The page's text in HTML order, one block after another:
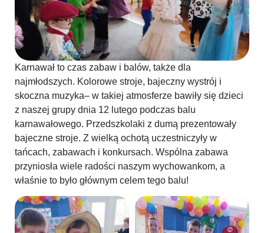
Karnawał to czas zabaw i balów, także dla
najmłodszych. Kolorowe stroje, bajeczny wystrój i
skoczna muzyka– w takiej atmosferze bawiły się dzieci
z naszej grupy dnia 12 lutego podczas balu
karnawałowego. Przedszkolaki z dumą prezentowały
bajeczne stroje. Z wielką ochotą uczestniczyły w
tańcach, zabawach i konkursach. Wspólna zabawa
przyniosła wiele radości naszym wychowankom, a
właśnie to było głównym celem tego balu!